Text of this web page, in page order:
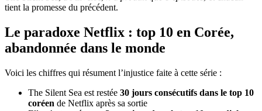
tient la promesse du précédent.
Le paradoxe Netflix : top 10 en Corée,
abandonnée dans le monde
Voici les chiffres qui résument l’injustice faite à cette série :
The Silent Sea est restée 30 jours consécutifs dans le top 10
coréen de Netflix après sa sortie